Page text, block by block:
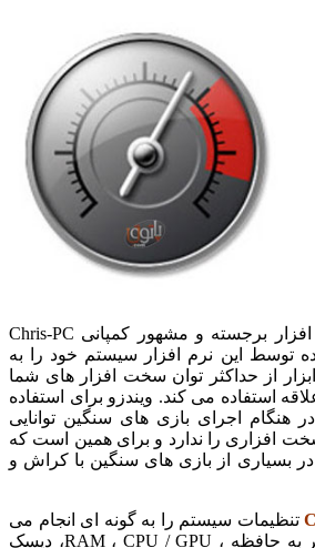
نام نرم افزار برجسته و مشهور کمپانی Chris-PC
توسط این نرم افزار سیستم خود را به
از حداکثر توان سخت افزار های شما
استفاده می کند. ویندزو برای استفاده
اجرای بازی های سنگین توانایی
سخت افزاری را ندارد و برای همین است که
در بسیاری از بازی های سنگین با کراش و
تنظیمات سیستم را به گونه ای انجام می
دهد تا دسترسی سریع تر به حافظه ، RAM ، CPU / GPU، دیسک